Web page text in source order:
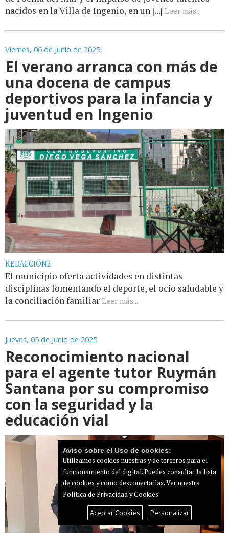
nacidos en la Villa de Ingenio, en un [...] Leer más...
Viernes, 06 de Junio de 2025
El verano arranca con más de
una docena de campus
deportivos para la infancia y
juventud en Ingenio
REDACCIÓN2
El municipio oferta actividades en distintas
disciplinas fomentando el deporte, el ocio saludable y
la conciliación familiar Leer más...
Jueves, 05 de Junio de 2025
Reconocimiento nacional
para el agente tutor Ruymán
Santana por su compromiso
con la seguridad y la
educación vial
Aviso sobre el Uso de cookies:
Utilizamos cookies nuestras y de terceros para el
funcionamiento del digital. Puedes consultar la lista
de cookies y como desconectarlas.Ver nuestra
Política de Privacidad y Cookies
Aceptar Cookies Personalizar